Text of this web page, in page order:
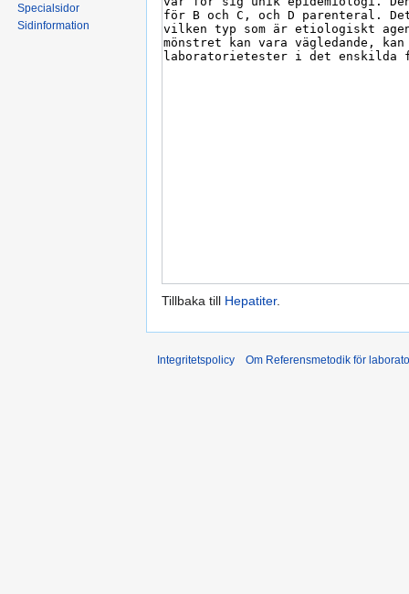
Tillbaka till Hepatiter.
Specialsidor
Sidinformation
Integritetspolicy Om Referensmetodik för